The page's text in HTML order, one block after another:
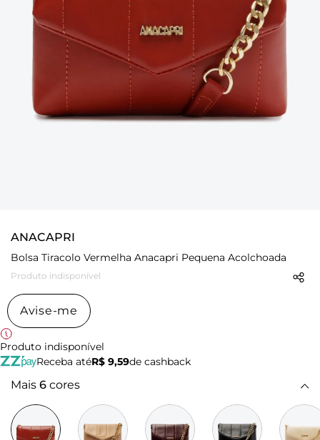
ANACAPRI
Bolsa Tiracolo Vermelha Anacapri Pequena Acolchoada
Produto indisponível
Avise-me
Produto indisponível
Receba atéR$ 9,59de cashback
Mais 6 cores